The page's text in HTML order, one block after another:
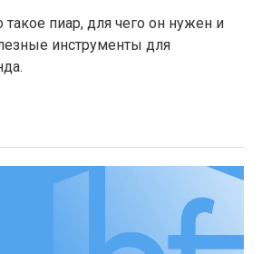
пиар, для чего он нужен и
инструменты для